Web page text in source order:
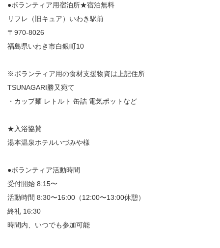
●ボランティア用宿泊所★宿泊無料
リフレ（旧キュア）いわき駅前
〒970-8026
福島県いわき市白銀町10
※ボランティア用の食材支援物資は上記住所
TSUNAGARI勝又宛て
・カップ麺 レトルト 缶詰 電気ポットなど
★入浴協賛
湯本温泉ホテルいづみや様
●ボランティア活動時間
受付開始 8:15〜
活動時間 8:30〜16:00（12:00〜13:00休憩）
終礼 16:30
時間内、いつでも参加可能